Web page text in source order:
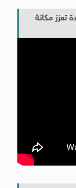
تعزز مكانة